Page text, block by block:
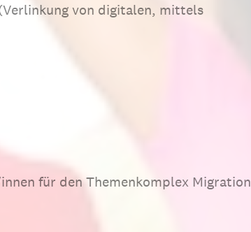
von digitalen, mittels
für den Themenkomplex Migration